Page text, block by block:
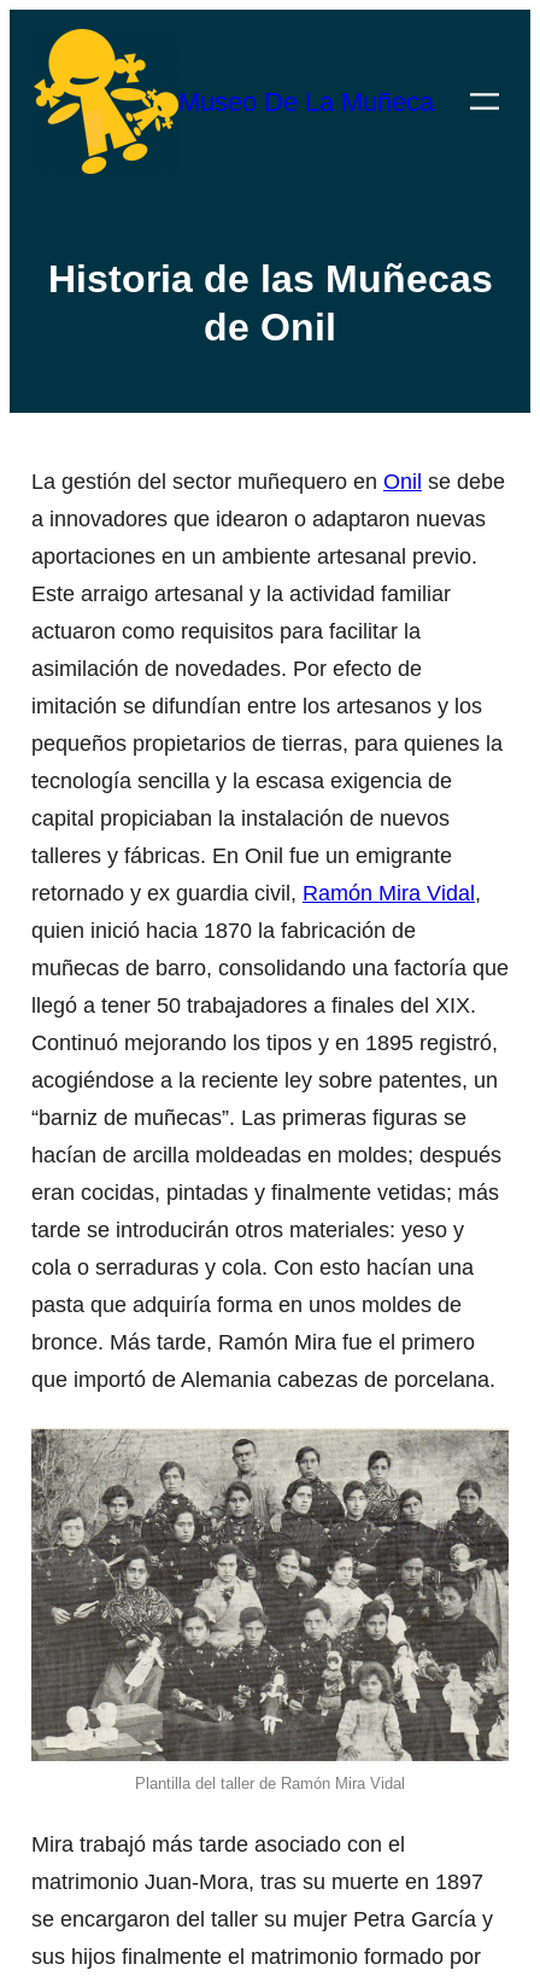
contenido
Museo De La Muñeca
Historia de las Muñecas
de Onil
La gestión del sector muñequero en Onil se debe
a innovadores que idearon o adaptaron nuevas
aportaciones en un ambiente artesanal previo.
Este arraigo artesanal y la actividad familiar
actuaron como requisitos para facilitar la
asimilación de novedades. Por efecto de
imitación se difundían entre los artesanos y los
pequeños propietarios de tierras, para quienes la
tecnología sencilla y la escasa exigencia de
capital propiciaban la instalación de nuevos
talleres y fábricas. En Onil fue un emigrante
retornado y ex guardia civil, Ramón Mira Vidal,
quien inició hacia 1870 la fabricación de
muñecas de barro, consolidando una factoría que
llegó a tener 50 trabajadores a finales del XIX.
Continuó mejorando los tipos y en 1895 registró,
acogiéndose a la reciente ley sobre patentes, un
“barniz de muñecas”. Las primeras figuras se
hacían de arcilla moldeadas en moldes; después
eran cocidas, pintadas y finalmente vetidas; más
tarde se introducirán otros materiales: yeso y
cola o serraduras y cola. Con esto hacían una
pasta que adquiría forma en unos moldes de
bronce. Más tarde, Ramón Mira fue el primero
que importó de Alemania cabezas de porcelana.
Plantilla del taller de Ramón Mira Vidal
Mira trabajó más tarde asociado con el
matrimonio Juan-Mora, tras su muerte en 1897
se encargaron del taller su mujer Petra García y
sus hijos finalmente el matrimonio formado por